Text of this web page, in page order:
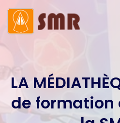
LA
de formation